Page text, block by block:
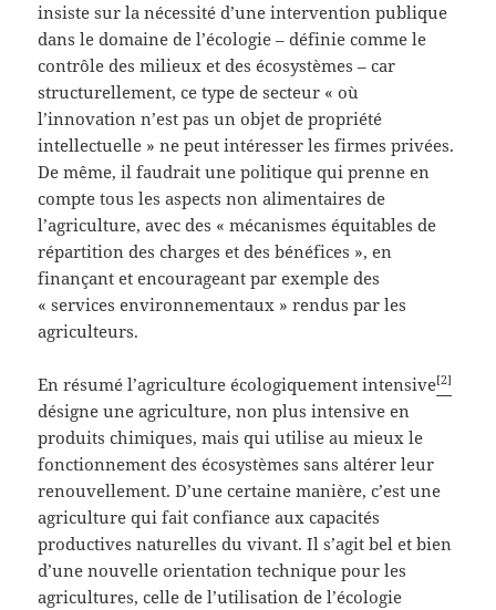
insiste sur la nécessité d’une intervention publique
dans le domaine de l’écologie – définie comme le
contrôle des milieux et des écosystèmes – car
structurellement, ce type de secteur « où
l’innovation n’est pas un objet de propriété
intellectuelle » ne peut intéresser les firmes privées.
De même, il faudrait une politique qui prenne en
compte tous les aspects non alimentaires de
l’agriculture, avec des « mécanismes équitables de
répartition des charges et des bénéfices », en
finançant et encourageant par exemple des
« services environnementaux » rendus par les
agriculteurs.
En résumé l’agriculture écologiquement intensive[2]
désigne une agriculture, non plus intensive en
produits chimiques, mais qui utilise au mieux le
fonctionnement des écosystèmes sans altérer leur
renouvellement. D’une certaine manière, c’est une
agriculture qui fait confiance aux capacités
productives naturelles du vivant. Il s’agit bel et bien
d’une nouvelle orientation technique pour les
agricultures, celle de l’utilisation de l’écologie